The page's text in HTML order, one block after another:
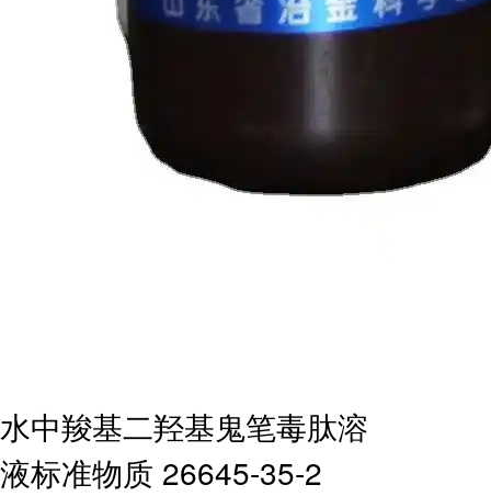
水中羧基二羟基鬼笔毒肽溶
液标准物质 26645-35-2